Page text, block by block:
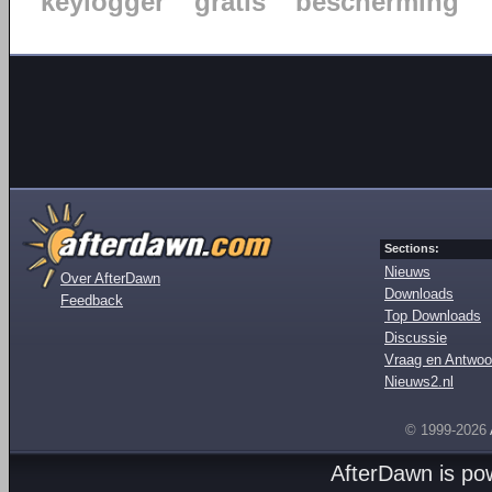
Over AfterDawn
Feedback
Sections:
Nieuws
Downloads
Top Downloads
Discussie
Vraag en
Nieuws2.nl
© 1999-2026
AfterDawn is